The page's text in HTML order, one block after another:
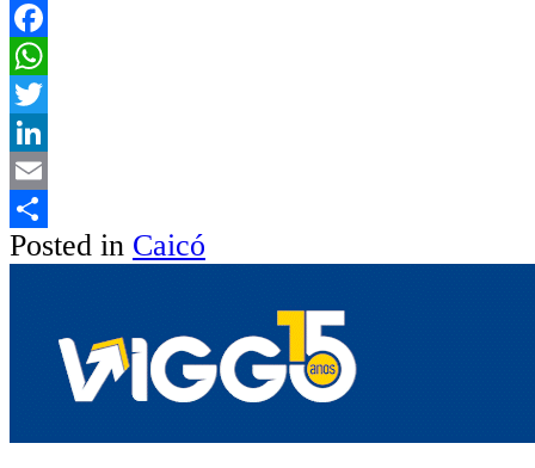
Facebook
WhatsApp
Twitter
LinkedIn
Email
Share
Posted in Caicó